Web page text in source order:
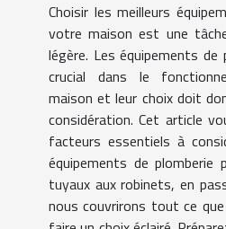
Choisir les meilleurs
votre maison est une
légère. Les équipements
crucial dans le
maison et leur choix doit
considération. Cet article
facteurs essentiels à
équipements de plomberie
tuyaux aux robinets, en
nous couvrirons tout ce